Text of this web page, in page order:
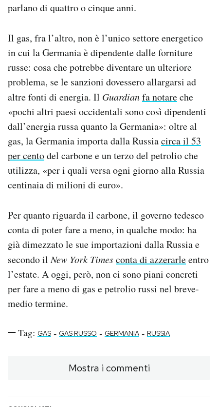
parlano di quattro o cinque anni.
Il gas, fra l’altro, non è l’unico settore energetico
in cui la Germania è dipendente dalle forniture
russe: cosa che potrebbe diventare un ulteriore
problema, se le sanzioni dovessero allargarsi ad
altre fonti di energia. Il Guardianfa notareche
«pochi altri paesi occidentali sono così dipendenti
dall’energia russa quanto la Germania»: oltre al
gas, la Germania importa dalla Russiacirca il 53
per centodel carbone e un terzo del petrolio che
utilizza, «per i quali versa ogni giorno alla Russia
centinaia di milioni di euro».
Per quanto riguarda il carbone, il governo tedesco
conta di poter fare a meno, in qualche modo: ha
già dimezzato le sue importazioni dalla Russia e
secondo ilNew York Timesconta di azzerarleentro
l’estate. A oggi, però, non ci sono piani concreti
per fare a meno di gas e petrolio russi nel breve-
medio termine.
Tag: GAS - GAS RUSSO - GERMANIA - RUSSIA
Mostra i commenti